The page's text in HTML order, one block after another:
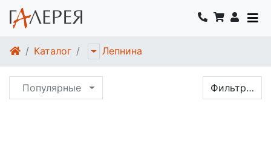
Каталог Лепнина
Популярные Фильтр…